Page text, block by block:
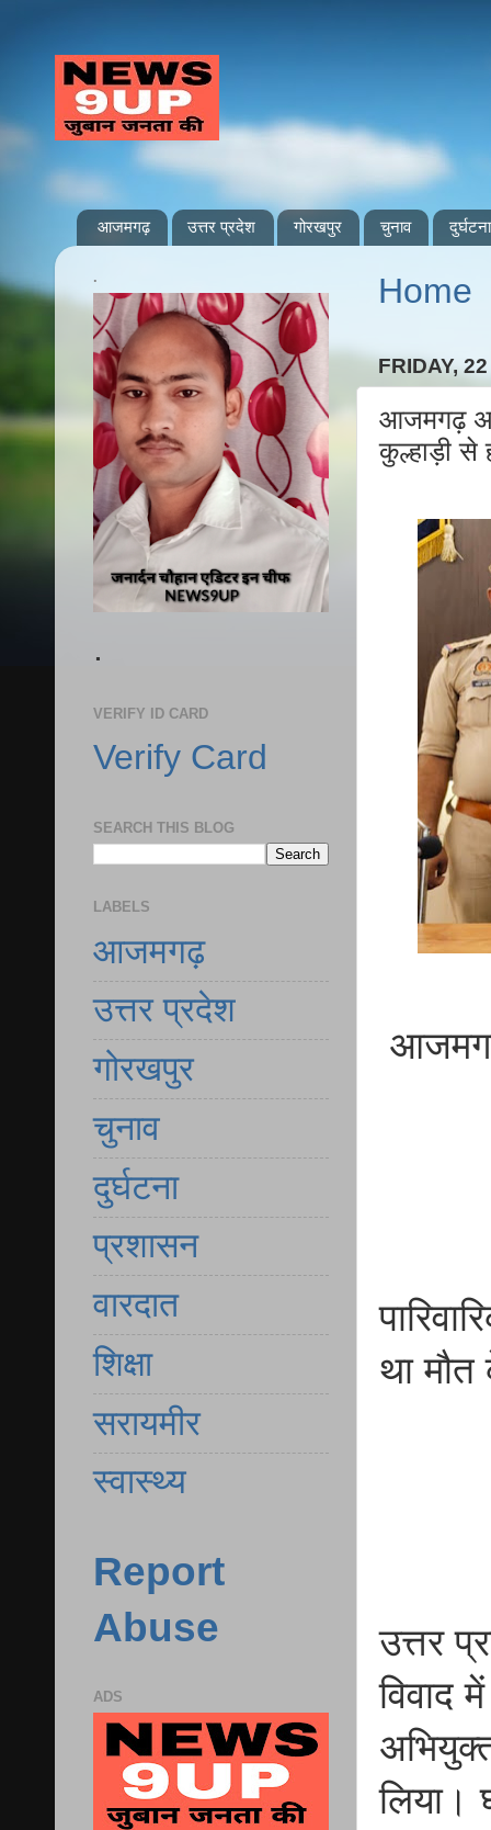
आजमगढ़ उत्तर प्रदेश गोरखपुर चुनाव दुर्घटना
Home
FRIDAY,
आजमगढ़
कुल्हाड़ी से
था
उत्तर
विवाद
लिया।
.
.
VERIFY ID CARD
Verify Card
SEARCH THIS BLOG
LABELS
आजमगढ़
उत्तर प्रदेश
गोरखपुर
चुनाव
दुर्घटना
प्रशासन
वारदात
शिक्षा
सरायमीर
स्वास्थ्य
Report
Abuse
ADS